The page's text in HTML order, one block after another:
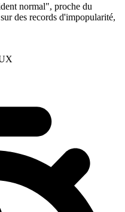
normal", proche du
des records d'impopularité,